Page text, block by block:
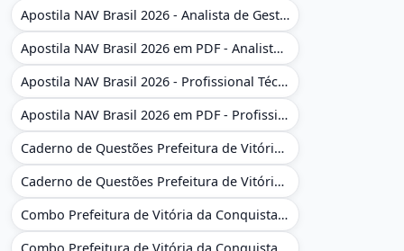
Apostila NAV Brasil 2026 - Analista de Gestão
Apostila NAV Brasil 2026 em PDF - Analista de Gestão
Apostila NAV Brasil 2026 - Profissional Técnico de Navegação Aérea - Operador de Torre de Controle
Apostila NAV Brasil 2026 em PDF - Profissional Técnico de Navegação Aérea - Operador de Torre de Controle
Caderno de Questões Prefeitura de Vitória da Conquista - BA - Conhecimentos Gerais - 450 Questões Gabaritadas
Caderno de Questões Prefeitura de Vitória da Conquista em PDF - BA - Conhecimentos Gerais - 450 Questões Gabaritadas
Combo Prefeitura de Vitória da Conquista - BA 2026 - Monitor Escolar (Educação Infantil e Cobertura das AC'S)